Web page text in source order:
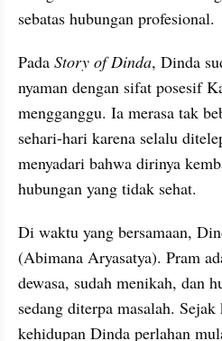
sebatas hubungan profesional.
Pada Story of Dinda, Dinda
nyaman dengan sifat posesif
mengganggu. Ia merasa tak
sehari-hari karena selalu
menyadari bahwa dirinya
hubungan yang tidak sehat.
Di waktu yang bersamaan,
(Abimana Aryasatya). Pram
dewasa, sudah menikah, dan
sedang diterpa masalah.
kehidupan Dinda perlahan